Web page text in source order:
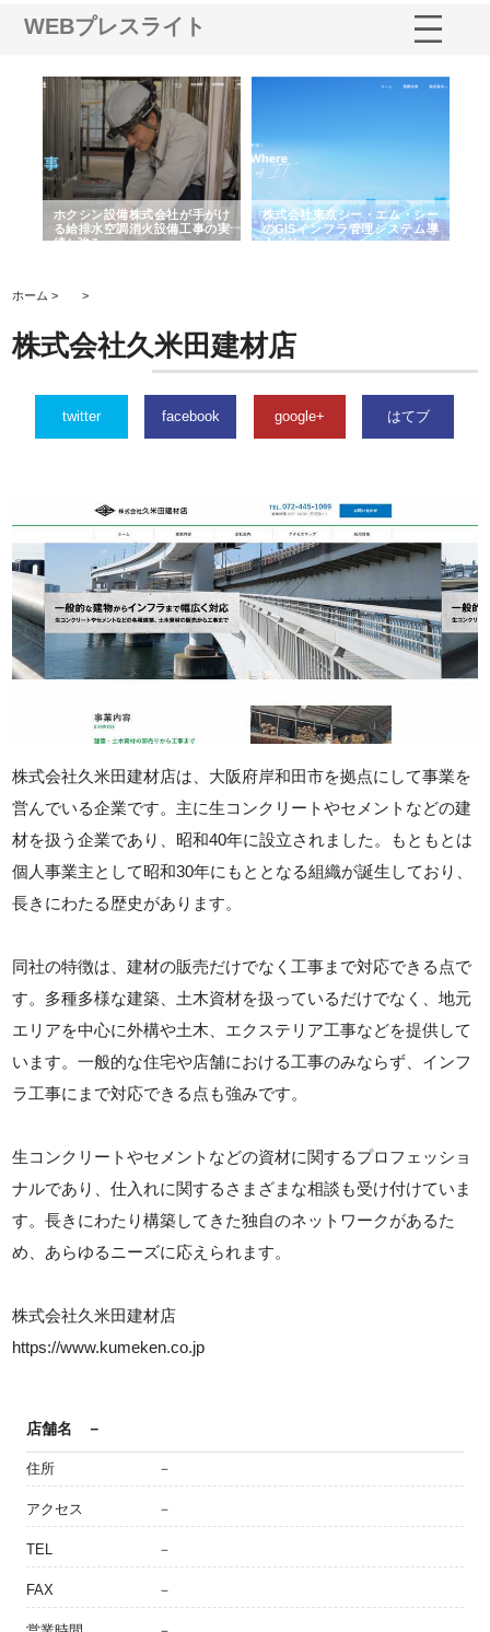
WEBプレスライト
ホクシン設備株式会社が手がけ
る給排水空調消火設備工事の実
績と強み
株式会社東京シー・エム・シー
のGISインフラ管理システム導
入メリット
ホーム > >
株式会社久米田建材店
twitter facebook google+ はてブ
株式会社久米田建材店は、大阪府岸和田市を拠点にして事業を
営んでいる企業です。主に生コンクリートやセメントなどの建
材を扱う企業であり、昭和40年に設立されました。もともとは
個人事業主として昭和30年にもととなる組織が誕生しており、
長きにわたる歴史があります。
同社の特徴は、建材の販売だけでなく工事まで対応できる点で
す。多種多様な建築、土木資材を扱っているだけでなく、地元
エリアを中心に外構や土木、エクステリア工事などを提供して
います。一般的な住宅や店舗における工事のみならず、インフ
ラ工事にまで対応できる点も強みです。
生コンクリートやセメントなどの資材に関するプロフェッショ
ナルであり、仕入れに関するさまざまな相談も受け付けていま
す。長きにわたり構築してきた独自のネットワークがあるた
め、あらゆるニーズに応えられます。
株式会社久米田建材店
https://www.kumeken.co.jp
店舗名 －
住所 －
アクセス －
TEL －
FAX －